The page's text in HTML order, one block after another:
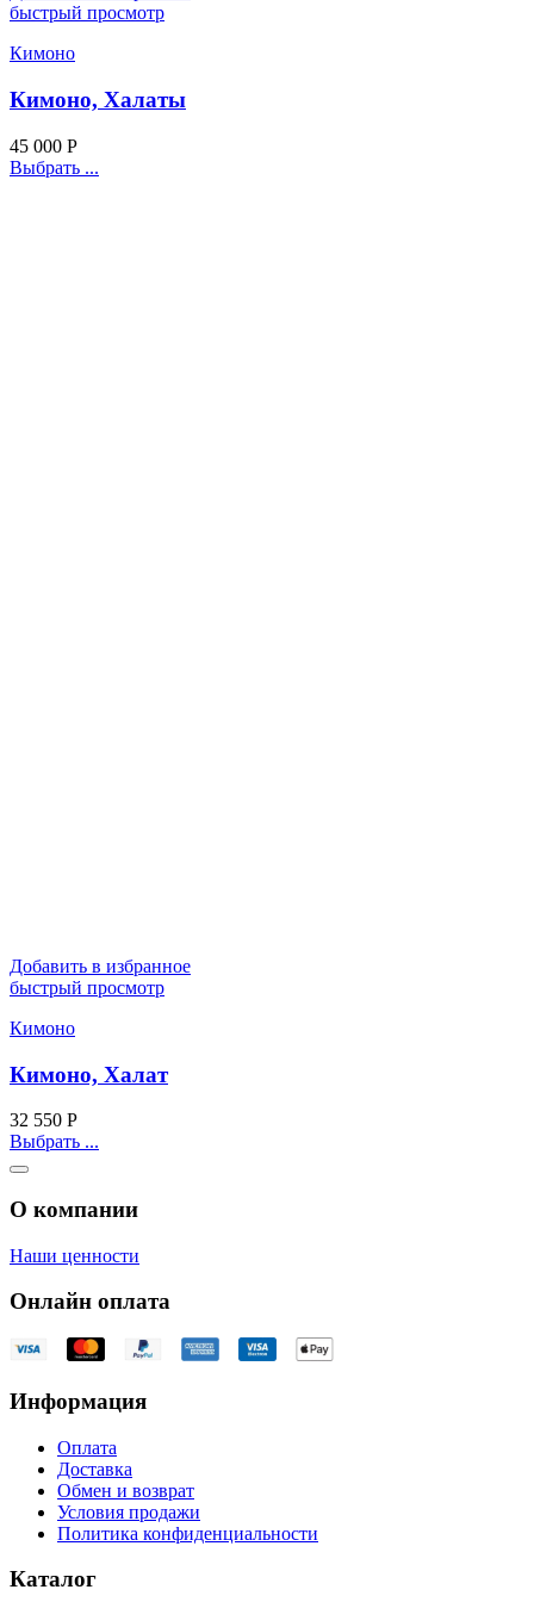
быстрый просмотр
Кимоно
Кимоно, Халаты
45 000 Р
Выбрать ...
Добавить в избранное
быстрый просмотр
Кимоно
Кимоно, Халат
32 550 Р
Выбрать ...
О компании
Наши ценности
Онлайн оплата
Информация
Оплата
Доставка
Обмен и возврат
Условия продажи
Политика конфиденциальности
Каталог